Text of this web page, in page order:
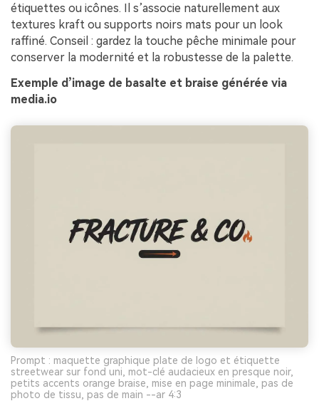
étiquettes ou icônes. Il s’associe naturellement aux
textures kraft ou supports noirs mats pour un look
raffiné. Conseil : gardez la touche pêche minimale pour
conserver la modernité et la robustesse de la palette.
Exemple d’image de basalte et braise générée via
media.io
Prompt : maquette graphique plate de logo et étiquette
streetwear sur fond uni, mot-clé audacieux en presque noir,
petits accents orange braise, mise en page minimale, pas de
photo de tissu, pas de main --ar 4:3